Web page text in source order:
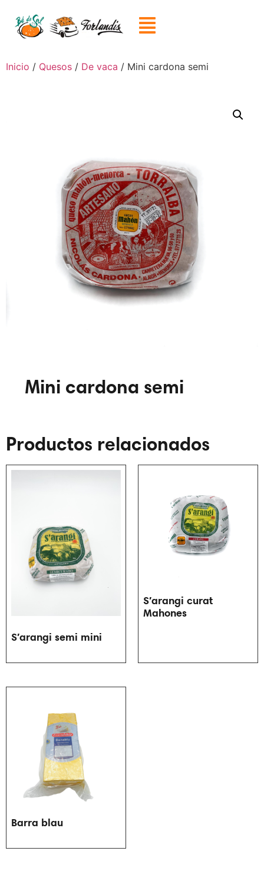
Inicio / Quesos / De vaca / Mini cardona semi
Mini cardona semi
Productos relacionados
S′arangi semi mini
S′arangi curat
Mahones
Barra blau